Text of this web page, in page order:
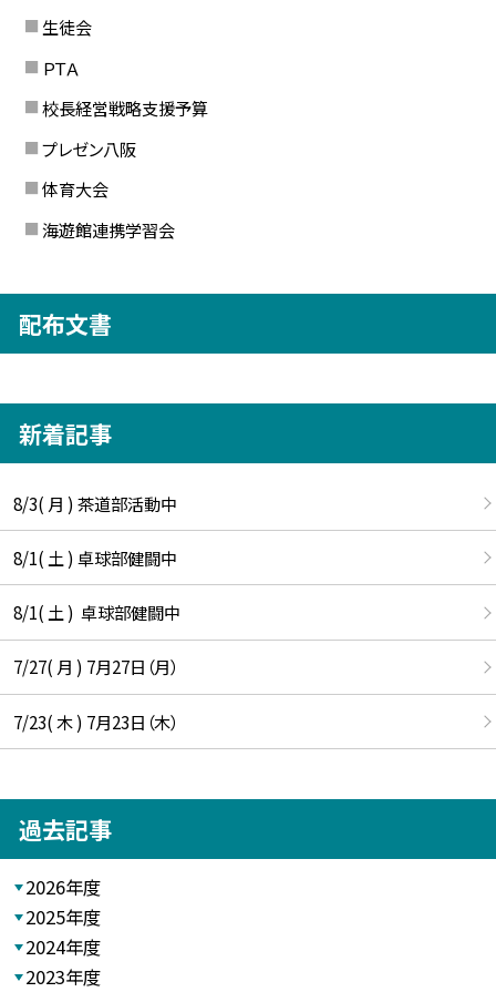
生徒会
ＰＴＡ
校長経営戦略支援予算
プレゼン八阪
体育大会
海遊館連携学習会
配布文書
新着記事
8/3( 月 ) 茶道部活動中
8/1( 土 ) 卓球部健闘中
8/1( 土 ) 卓球部健闘中
7/27( 月 ) 7月27日（月）
7/23( 木 ) 7月23日（木）
過去記事
2026年度
2025年度
2024年度
2023年度